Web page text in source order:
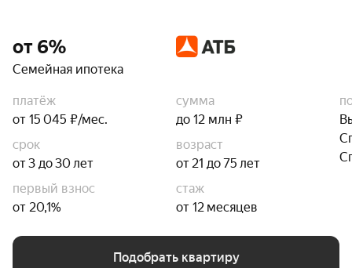
от 6%
Семейная ипотека
платёж
от 15 045 ₽/мес.
сумма
до 12 млн ₽
срок
от 3 до 30 лет
возраст
от 21 до 75 лет
первый взнос
от 20,1%
стаж
от 12 месяцев
Подобрать квартиру